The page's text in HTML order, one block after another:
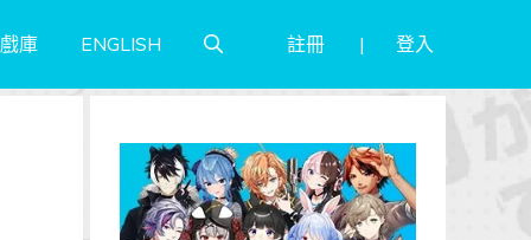
庫 ENGLISH 註冊 登入